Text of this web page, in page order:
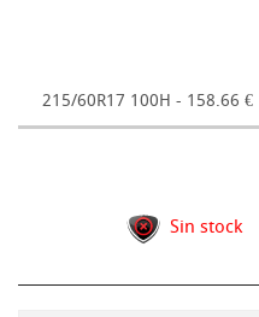
215/60R17 100H - 158.66 €
Sin stock